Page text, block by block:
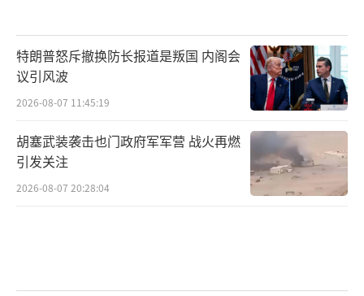
特朗普怒斥撤换防长报道是叛国 内阁会
议引风波
2026-08-07 11:45:19
胡塞武装袭击也门政府军军营 战火再燃
引发关注
2026-08-07 20:28:04